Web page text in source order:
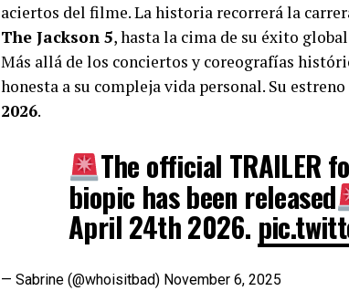
aciertos del filme. La historia recorrerá la
The Jackson 5, hasta la cima de su éxito
Más allá de los conciertos y coreografías
honesta a su compleja vida personal. Su
2026.
The official TRAILER
biopic has been released
April 24th 2026.
— Sabrine (@whoisitbad) November 6, 2025